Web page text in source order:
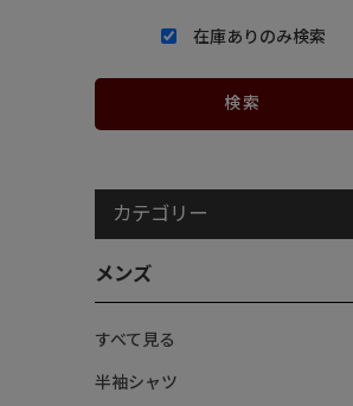
在庫ありのみ検索
カテゴリー
メンズ
すべて見る
半袖シャツ